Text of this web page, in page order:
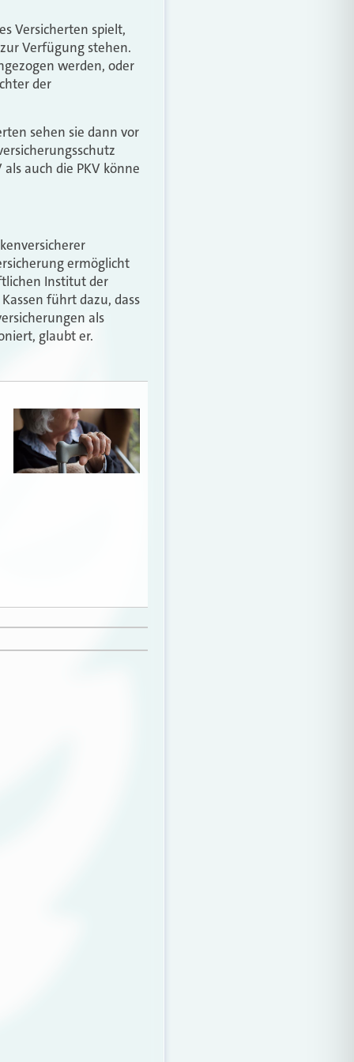
Versicherten spielt,
Verfügung stehen.
werden, oder
der
sehen sie dann vor
auch die PKV könne
ermöglicht
Institut der
führt dazu, dass
als
glaubt er.